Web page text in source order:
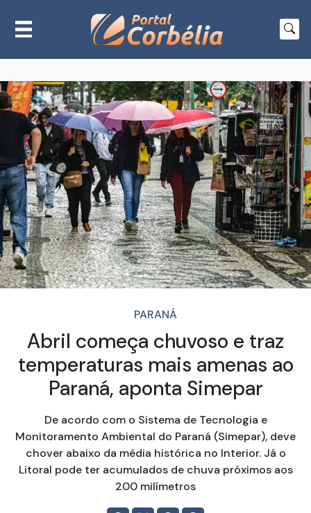
PARANÁ
Abril começa chuvoso e traz
temperaturas mais amenas ao
Paraná, aponta Simepar
De acordo com o Sistema de Tecnologia e
Monitoramento Ambiental do Paraná (Simepar), deve
chover abaixo da média histórica no Interior. Já o
Litoral pode ter acumulados de chuva próximos aos
200 milímetros